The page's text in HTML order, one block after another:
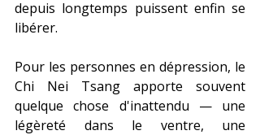
depuis longtemps puissent enfin se
libérer.
Pour les personnes en dépression, le
Chi Nei Tsang apporte souvent
quelque chose d'inattendu — une
légèreté dans le ventre, une